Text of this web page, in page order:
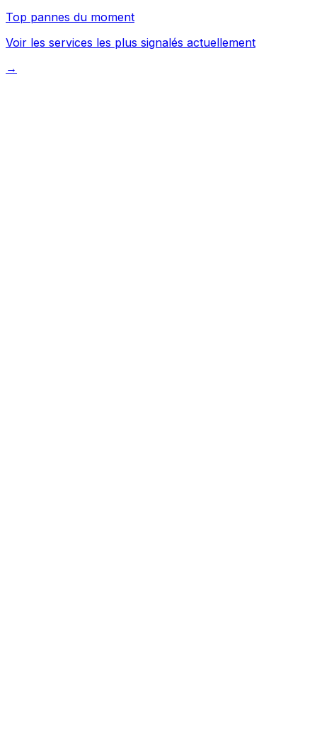
Top pannes du moment
Voir les services les plus signalés actuellement
→